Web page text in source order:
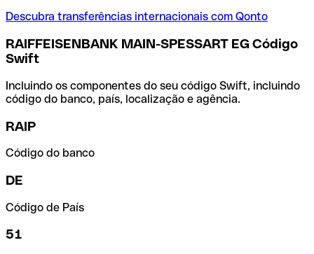
Descubra transferências internacionais com Qonto
RAIFFEISENBANK MAIN-SPESSART EG Código
Swift
Incluindo os componentes do seu código Swift, incluindo
código do banco, país, localização e agência.
RAIP
Código do banco
DE
Código de País
51